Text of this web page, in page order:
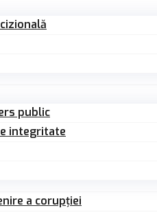
public
integritate
a corupției